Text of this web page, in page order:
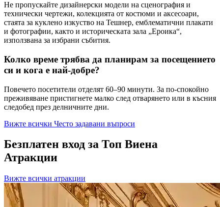
Не пропускайте дизайнерски модели на сценография и
технически чертежи, колекцията от костюми и аксесоари,
стаята за куклено изкуство на Тешнер, емблематични плакати
и фотографии, както и историческата зала „Ероика“,
използвана за избрани събития.
Колко време трябва да планирам за посещението
си и кога е най-добре?
Повечето посетители отделят 60–90 минути. За по-спокойно
преживяване пристигнете малко след отварянето или в късния
следобед през делничните дни.
Вижте всички Често задавани въпроси
Безплатен вход за Топ Виена
Атракции
Вижте всички атракции